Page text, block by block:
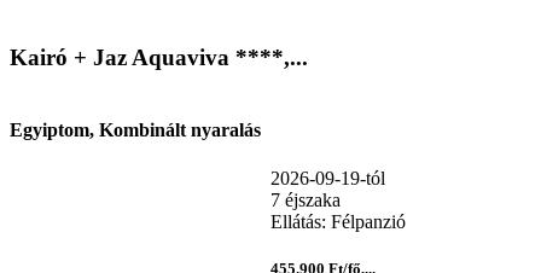
Kairó + Jaz Aquaviva ****,...
Egyiptom, Kombinált nyaralás
2026-09-19-tól
7 éjszaka
Ellátás: Félpanzió
455.900 Ft/fő,...